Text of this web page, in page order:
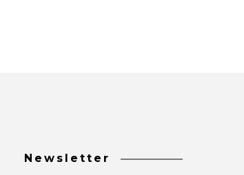
Newsletter